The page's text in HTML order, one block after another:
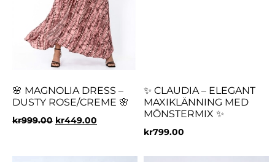
🌸 MAGNOLIA DRESS –
DUSTY ROSE/CREME 🌸
kr999.00 kr449.00
✨ CLAUDIA – ELEGANT
MAXIKLÄNNING MED
MÖNSTERMIX ✨
kr799.00